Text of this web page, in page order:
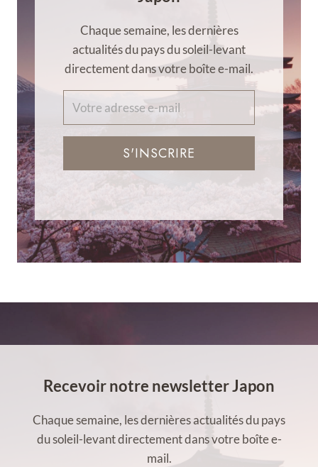
Chaque semaine, les dernières
actualités du pays du soleil-levant
directement dans votre boîte e-mail.
S'INSCRIRE
Recevoir notre newsletter Japon
Chaque semaine, les dernières actualités du pays
du soleil-levant directement dans votre boîte e-
mail.